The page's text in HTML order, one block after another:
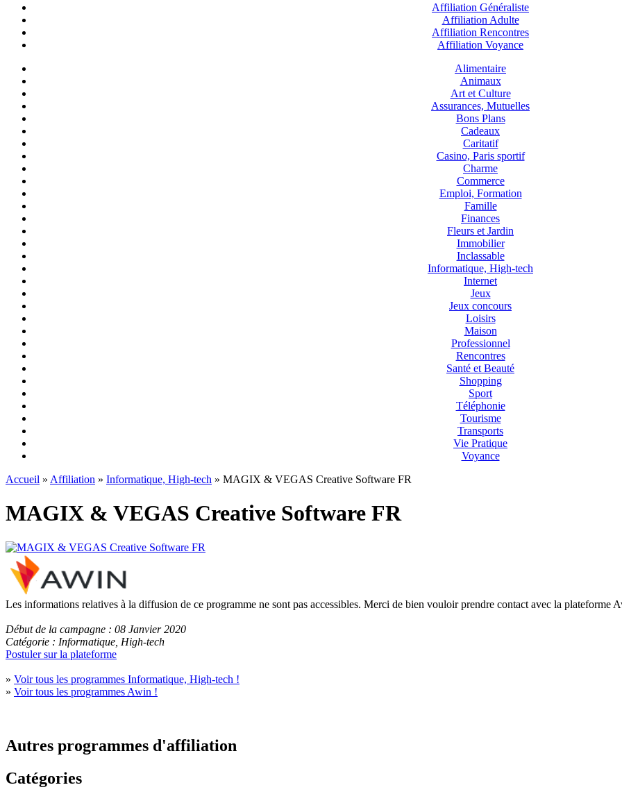
Affiliation Généraliste
Affiliation Adulte
Affiliation Rencontres
Affiliation Voyance
Alimentaire
Animaux
Art et Culture
Assurances, Mutuelles
Bons Plans
Cadeaux
Caritatif
Casino, Paris sportif
Charme
Commerce
Emploi, Formation
Famille
Finances
Fleurs et Jardin
Immobilier
Inclassable
Informatique, High-tech
Internet
Jeux
Jeux concours
Loisirs
Maison
Professionnel
Rencontres
Santé et Beauté
Shopping
Sport
Téléphonie
Tourisme
Transports
Vie Pratique
Voyance
Accueil » Affiliation » Informatique, High-tech » MAGIX & VEGAS Creative Software FR
MAGIX & VEGAS Creative Software FR
Les informations relatives à la diffusion de ce programme ne sont pas accessibles. Merci de bien vouloir prendre contact avec la plateforme
Début de la campagne : 08 Janvier 2020
Catégorie : Informatique, High-tech
Postuler sur la plateforme
» Voir tous les programmes Informatique, High-tech !
» Voir tous les programmes Awin !
Autres programmes d'affiliation
Catégories